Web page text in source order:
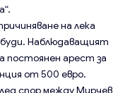
на лека
Наблюдаващият
постоянен арест за
от 500 евро.
спор между Мирчев